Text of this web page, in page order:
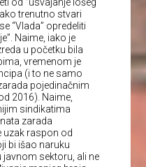
od “usvajanje lošeg
trenutno stvari
“Vlada” opredeliti
Naime, iako je
u početku bila
vremenom je
(i to ne samo
pojedinačnim
2016). Naime,
sindikatima
zarada
uzak raspon od
bi išao naruku
sektoru, ali ne